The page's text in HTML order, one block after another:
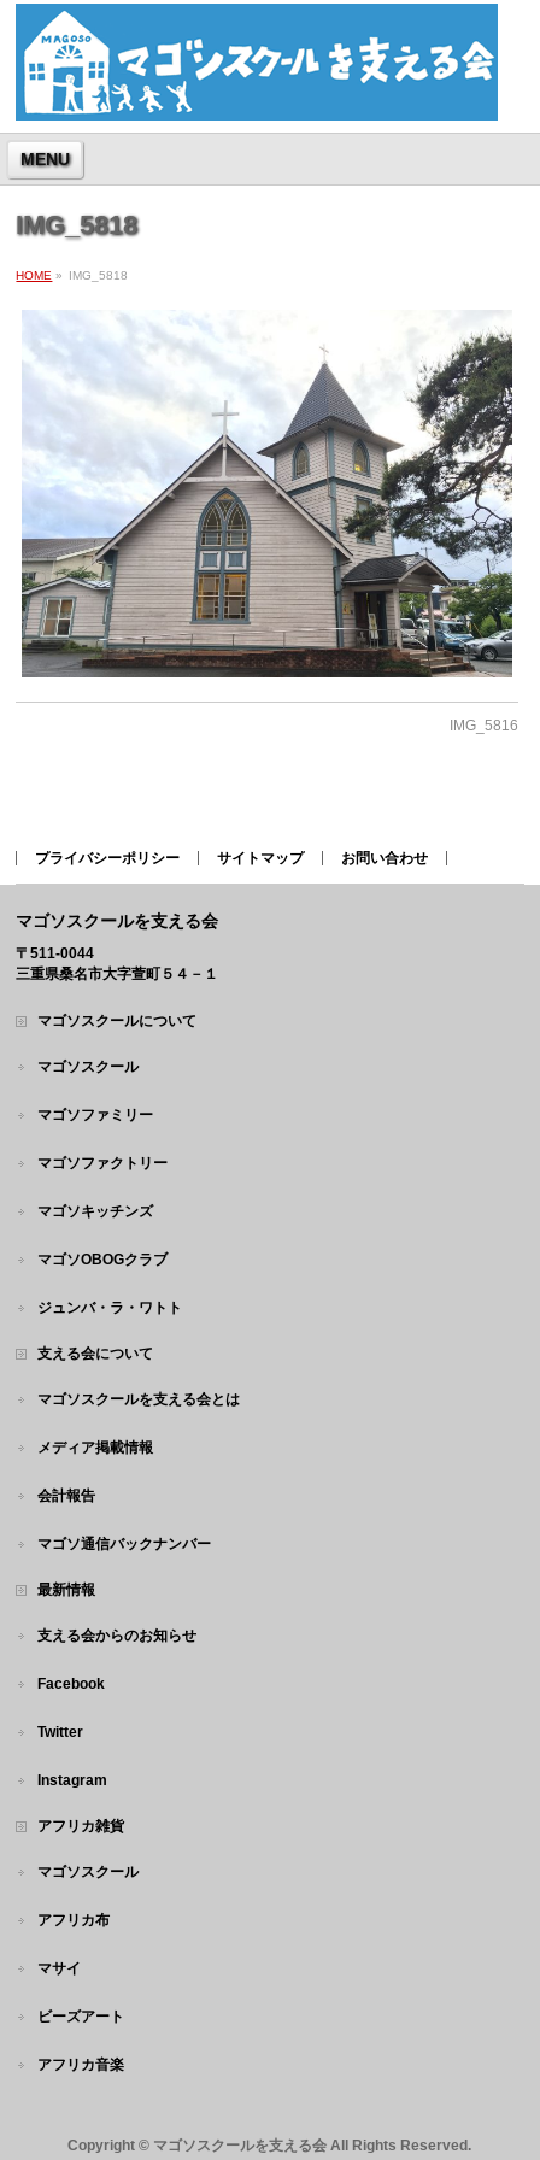
MENU
IMG_5818
HOME » IMG_5818
IMG_5816
プライバシーポリシー サイトマップ お問い合わせ
マゴソスクールを支える会
〒511-0044
三重県桑名市大字萱町５４－１
マゴソスクールについて
マゴソスクール
マゴソファミリー
マゴソファクトリー
マゴソキッチンズ
マゴソOBOGクラブ
ジュンバ・ラ・ワトト
支える会について
マゴソスクールを支える会とは
メディア掲載情報
会計報告
マゴソ通信バックナンバー
最新情報
支える会からのお知らせ
Facebook
Twitter
Instagram
アフリカ雑貨
マゴソスクール
アフリカ布
マサイ
ビーズアート
アフリカ音楽
Copyright © マゴソスクールを支える会 All Rights Reserved.